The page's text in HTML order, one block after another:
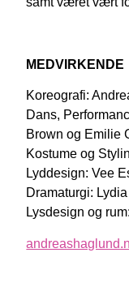
MEDVIRKENDE
Koreografi:
Dans,
Brown og Emilie
Kostume og
Lyddesign: Vee
Dramaturgi:
Lysdesign og